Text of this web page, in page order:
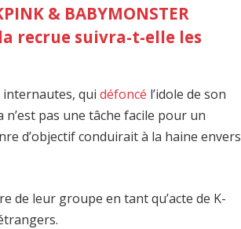
& BABYMONSTER
recrue suivra-t-elle les
internautes, quidéfoncé l’idole de son
pas une tâche facile pour un
d’objectif conduirait à la haine envers
de leur groupe en tant qu’acte de K-